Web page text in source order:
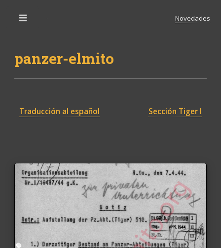
panzer-elmito
Novedades
Traducción al español Sección Tiger I